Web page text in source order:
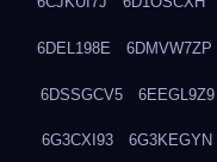
6DEL198E 6DMVW7ZP
6DSSGCV5 6EEGL9Z9
6G3CXI93 6G3KEGYN